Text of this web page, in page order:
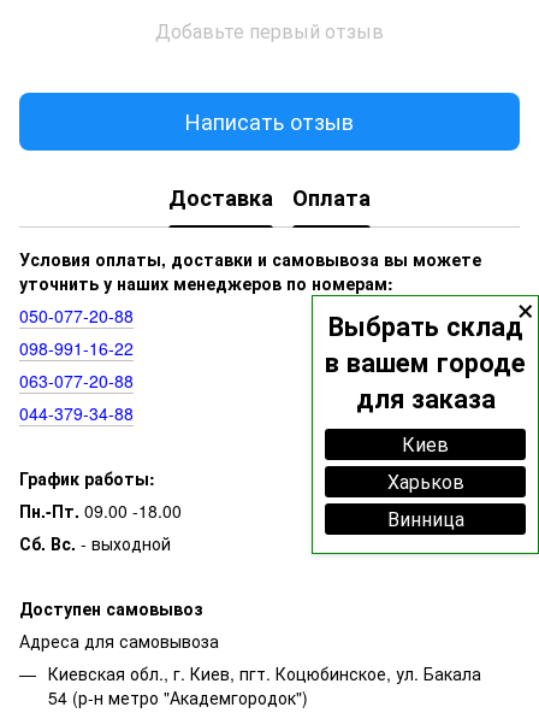
×
Выбрать склад
в вашем городе
для заказа
Киев
Харьков
Винница
Добавьте первый отзыв
Написать отзыв
Доставка Оплата
Условия оплаты, доставки и самовывоза вы можете
уточнить у наших менеджеров по номерам:
050‑077‑20‑88
098‑991‑16‑22
063‑077‑20‑88
044‑379‑34‑88
График работы:
Пн.-Пт. 09.00 -18.00
Сб. Вс. - выходной
Доступен самовывоз
Адреса для самовывоза
Киевская обл., г. Киев, пгт. Коцюбинское, ул. Бакала
54 (р-н метро "Академгородок")